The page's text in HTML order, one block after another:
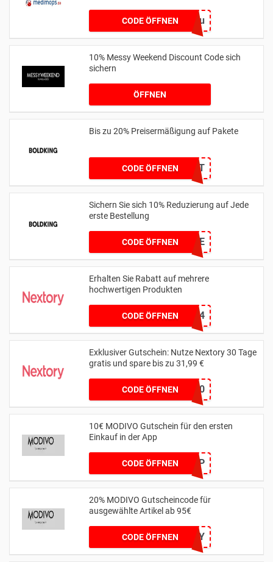
CODE ÖFFNENmopsneu
10% Messy Weekend Discount Code sich
sichern
ÖFFNEN
Bis zu 20% Preisermäßigung auf Pakete
CODE ÖFFNENBOLDBOOST
Sichern Sie sich 10% Reduzierung auf Jede
erste Bestellung
CODE ÖFFNENWELCOME
Erhalten Sie Rabatt auf mehrere
hochwertigen Produkten
CODE ÖFFNEN4713DE74
Exklusiver Gutschein: Nutze Nextory 30 Tage
gratis und spare bis zu 31,99 €
CODE ÖFFNENteste30
10€ MODIVO Gutschein für den ersten
Einkauf in der App
CODE ÖFFNENMYAPP
20% MODIVO Gutscheincode für
ausgewählte Artikel ab 95€
CODE ÖFFNEN20MAY